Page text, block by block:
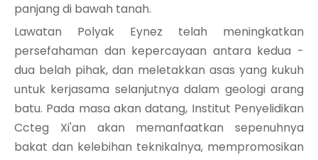
panjang di bawah tanah.
Lawatan Polyak Eynez telah meningkatkan
persefahaman dan kepercayaan antara kedua -
dua belah pihak, dan meletakkan asas yang kukuh
untuk kerjasama selanjutnya dalam geologi arang
batu. Pada masa akan datang, Institut Penyelidikan
Ccteg Xi'an akan memanfaatkan sepenuhnya
bakat dan kelebihan teknikalnya, mempromosikan